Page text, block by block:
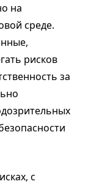
на
среде.
рисков
за
с